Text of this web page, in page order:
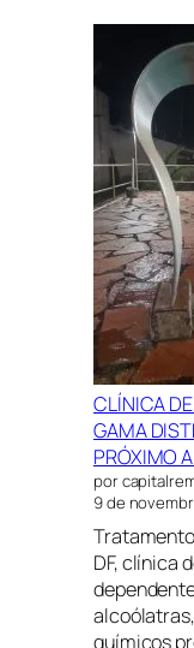
EM
CLÍNICA
GAMA
PRÓXIMO
por
9 de
DF, clínica
químicos